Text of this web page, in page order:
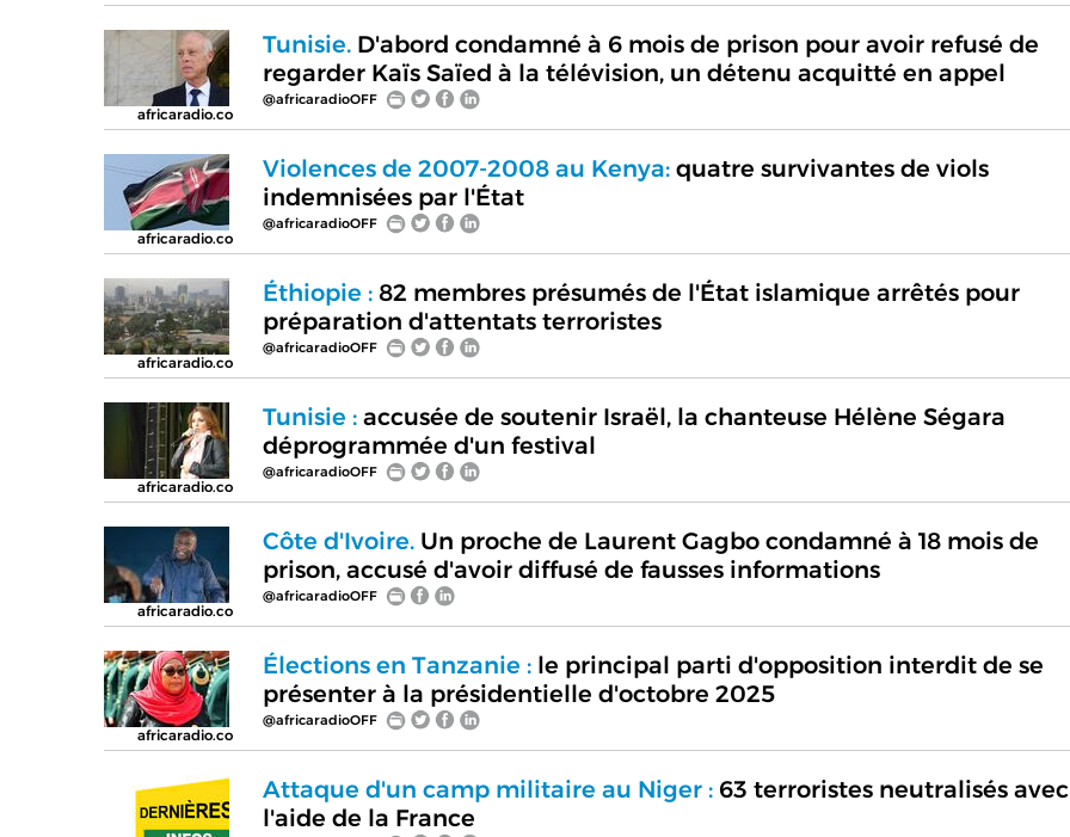
africaradio.co
Tunisie.D'abord condamné à 6 mois de prison pour avoir refusé de
regarder Kaïs Saïed à la télévision, un détenu acquitté en appel
@africaradioOFF
africaradio.co
Violences de 2007-2008 au Kenya:quatre survivantes de viols
indemnisées par l'État
@africaradioOFF
africaradio.co
Éthiopie :82 membres présumés de l'État islamique arrêtés pour
préparation d'attentats terroristes
@africaradioOFF
africaradio.co
Tunisie :accusée de soutenir Israël, la chanteuse Hélène Ségara
déprogrammée d'un festival
@africaradioOFF
africaradio.co
Côte d'Ivoire.Un proche de Laurent Gagbo condamné à 18 mois de
prison, accusé d'avoir diffusé de fausses informations
@africaradioOFF
africaradio.co
Élections en Tanzanie :le principal parti d'opposition interdit de se
présenter à la présidentielle d'octobre 2025
@africaradioOFF
Attaque d'un camp militaire au Niger :63 terroristes neutralisés avec
l'aide de la France